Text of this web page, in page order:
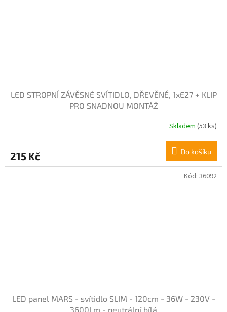
LED STROPNÍ ZÁVĚSNÉ SVÍTIDLO, DŘEVĚNÉ, 1xE27 + KLIP
PRO SNADNOU MONTÁŽ
Skladem (53 ks)
215 Kč Do košíku
LED panel MARS - svítidlo SLIM - 120cm - 36W - 230V -
3600Lm - neutrální bílá
Kód: 36092